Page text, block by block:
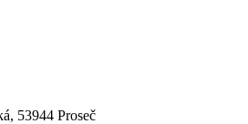
53944 Proseč